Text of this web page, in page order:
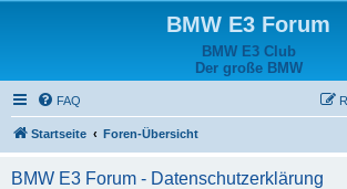
BMW E3 Forum
BMW E3 Club
Der große BMW
FAQ
Startseite Foren-Übersicht
BMW E3 Forum - Datenschutzerklärung